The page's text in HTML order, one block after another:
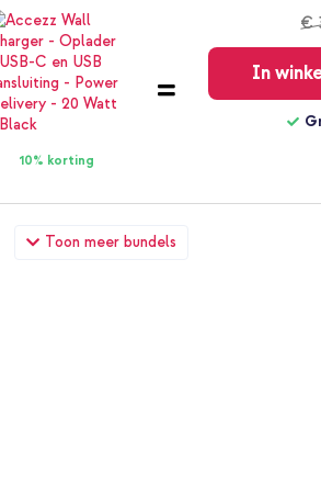
Toon meer bundels
10% korting
€
In
2 Pack + Applicator Google Pixel 9 / 9
kabel 60W - 1,5 meter - Bolt Black